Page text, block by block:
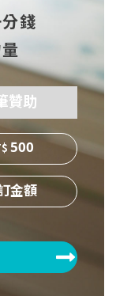
錢
贊助
500